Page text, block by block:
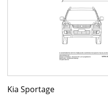
Kia Sportage